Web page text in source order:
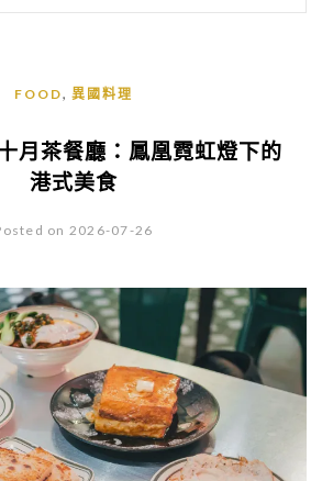
FOOD, 異國料理
月茶餐廳：鳳凰霓虹燈下的
港式美食
on 2026-07-26